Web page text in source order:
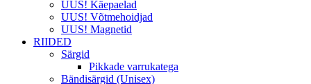
UUS! Käepaelad
UUS! Võtmehoidjad
UUS! Magnetid
RIIDED
Särgid
Pikkade varrukatega
Bändisärgid (Unisex)